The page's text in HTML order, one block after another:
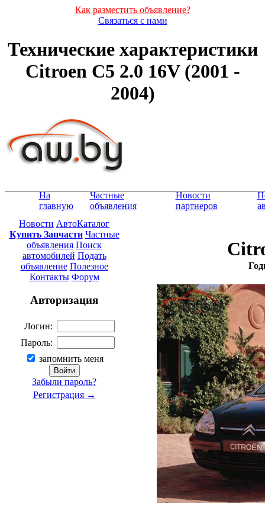
Как разместить объявление?
Связаться с нами
Технические характеристики
Citroen C5 2.0 16V (2001 -
2004)
На
главную
Частные
объявления
Новости
партнеров
Новости АвтоКаталог
Купить Запчасти Частные
объявления Поиск
автомобилей Подать
объявление Полезное
Контакты Форум
Авторизация
Логин:
Пароль:
запомнить меня
Забыли пароль?
Регистрация →